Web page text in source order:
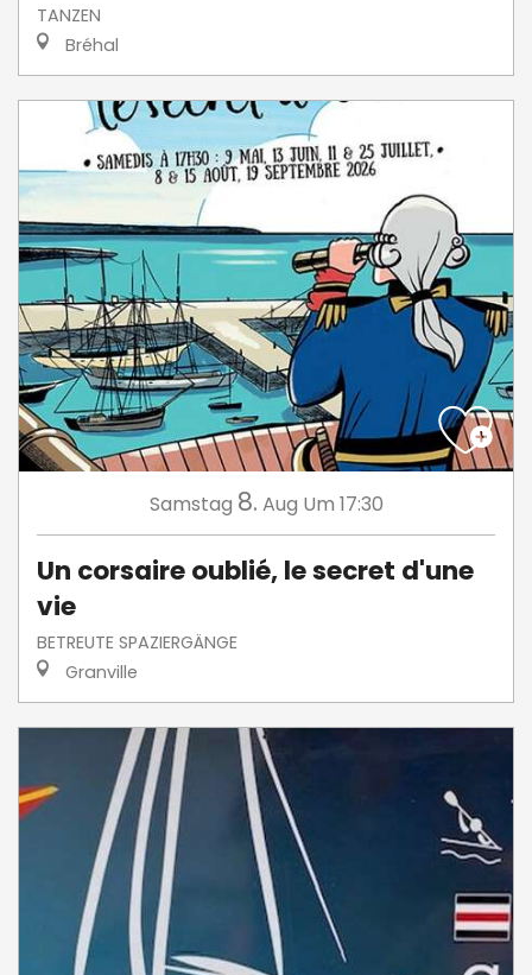
TANZEN
Bréhal
Samstag 8. Aug Um 17:30
Un corsaire oublié, le secret d'une
vie
BETREUTE SPAZIERGÄNGE
Granville